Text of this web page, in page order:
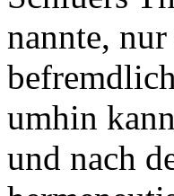
nannte,
umhin
und nach